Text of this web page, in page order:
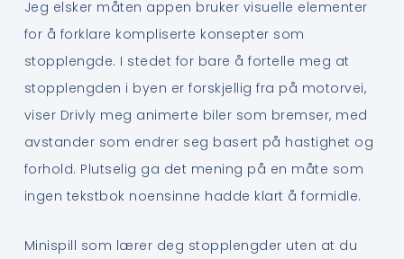
Jeg elsker måten appen bruker visuelle elementer
for å forklare kompliserte konsepter som
stopplengde. I stedet for bare å fortelle meg at
stopplengden i byen er forskjellig fra på motorvei,
viser Drivly meg animerte biler som bremser, med
avstander som endrer seg basert på hastighet og
forhold. Plutselig ga det mening på en måte som
ingen tekstbok noensinne hadde klart å formidle.
Minispill som lærer deg stopplengder uten at du